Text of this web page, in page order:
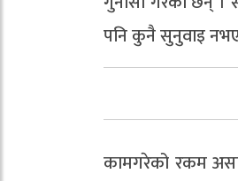
पनि कुनै सुनुवाइ
कामगरेको रकम